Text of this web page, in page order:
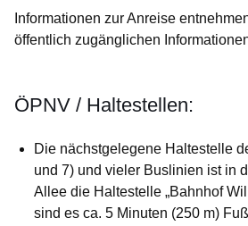
Informationen zur Anreise
öffentlich zugänglichen
ÖPNV / Haltestellen:
Die nächstgelegene Haltestelle
und 7) und vieler Buslinien ist in
Allee die Haltestelle „Bahnhof
sind es ca. 5 Minuten (250 m)